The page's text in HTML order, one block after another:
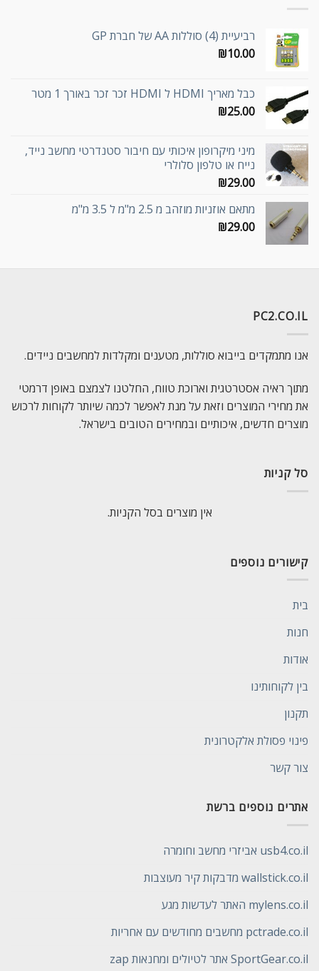
רביעיית (4) סוללות AA של חברת GP
₪10.00
כבל מאריך HDMI ל HDMI זכר זכר באורך 1 מטר
₪25.00
מיני מיקרופון איכותי עם חיבור סטנדרטי מחשב נייד,
נייח או טלפון סלולרי
₪29.00
מתאם אוזניות מוזהב מ 2.5 מ"מ ל 3.5 מ"מ
₪29.00
PC2.CO.IL
אנו מתמקדים בייבוא סוללות, מטענים ומקלדות למחשבים ניידים.
מתוך ראיה אסטרטגית וארוכת טווח, החלטנו לצמצם באופן דרמטי
את מחירי המוצרים וזאת על מנת לאפשר לכמה שיותר לקוחות לרכוש
מוצרים חדשים, איכותיים ובמחירים הטובים בישראל.
סל קניות
אין מוצרים בסל הקניות.
קישורים נוספים
בית
חנות
אודות
בין לקוחותינו
תקנון
פינוי פסולת אלקטרונית
צור קשר
אתרים נוספים ברשת
usb4.co.il אביזרי מחשב וחומרה
wallstick.co.il מדבקות קיר מעוצבות
mylens.co.il האתר לעדשות מגע
pctrade.co.il מחשבים מחודשים עם אחריות
SportGear.co.il אתר לטיולים ומחנאות zap